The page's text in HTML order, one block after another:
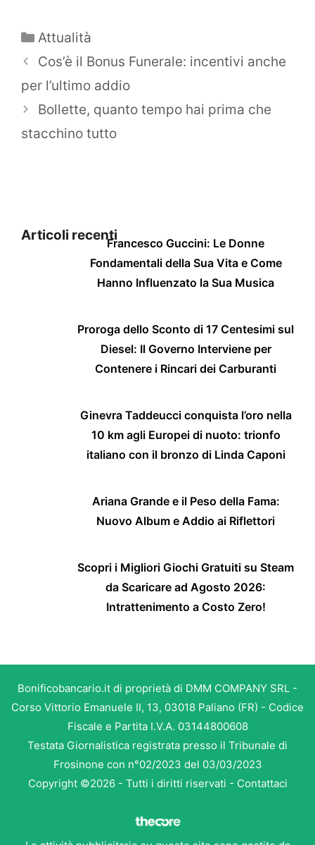
Categorie
Attualità
Cos’è il Bonus Funerale: incentivi anche
per l’ultimo addio
Bollette, quanto tempo hai prima che
stacchino tutto
Articoli recentiFrancesco Guccini: Le Donne
Fondamentali della Sua Vita e Come
Hanno Influenzato la Sua Musica
Proroga dello Sconto di 17 Centesimi sul
Diesel: Il Governo Interviene per
Contenere i Rincari dei Carburanti
Ginevra Taddeucci conquista l’oro nella
10 km agli Europei di nuoto: trionfo
italiano con il bronzo di Linda Caponi
Ariana Grande e il Peso della Fama:
Nuovo Album e Addio ai Riflettori
Scopri i Migliori Giochi Gratuiti su Steam
da Scaricare ad Agosto 2026:
Intrattenimento a Costo Zero!
Bonificobancario.it di proprietà di DMM COMPANY SRL -
Corso Vittorio Emanuele II, 13, 03018 Paliano (FR) - Codice
Fiscale e Partita I.V.A. 03144800608
Testata Giornalistica registrata presso il Tribunale di
Frosinone con n°02/2023 del 03/03/2023
Copyright ©2026 - Tutti i diritti riservati - Contattaci